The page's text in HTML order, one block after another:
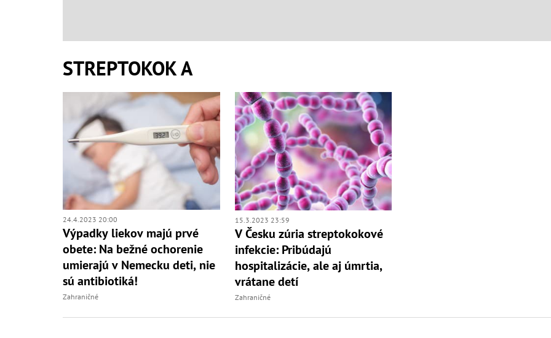
STREPTOKOK A
24.4.2023 20:00
Výpadky liekov majú prvé
obete: Na bežné ochorenie
umierajú v Nemecku deti, nie
sú antibiotiká!
Zahraničné
15.3.2023 23:59
V Česku zúria streptokokové
infekcie: Pribúdajú
hospitalizácie, ale aj úmrtia,
vrátane detí
Zahraničné